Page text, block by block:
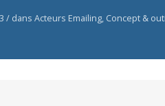
/ dans Acteurs Emailing, Concept &